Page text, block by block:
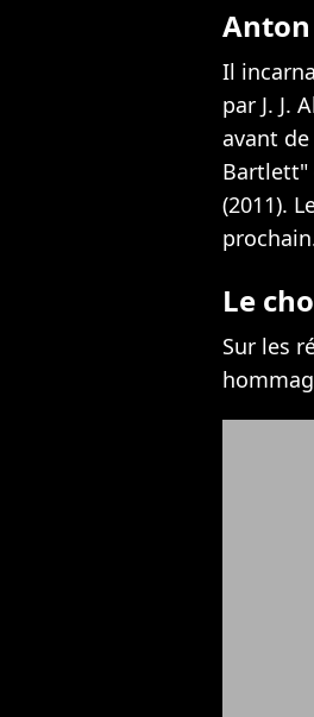
Anton
Il
par J. J.
avant
Bartlett"
(2011).
Le
Sur les